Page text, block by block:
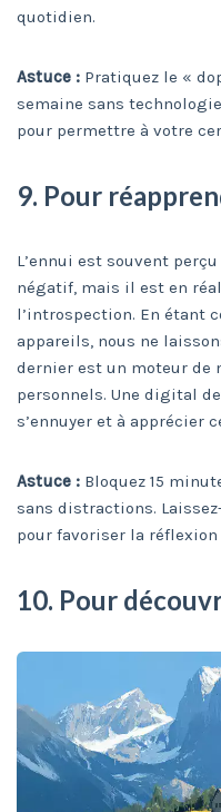
quotidien.
Astuce : Pratiquez le «
semaine sans
pour permettre à votre
9. Pour
L’ennui est souvent
négatif, mais il est en
l’introspection. En étant
appareils, nous ne
dernier est un moteur de
personnels. Une digital
s’ennuyer et à apprécier
Astuce : Bloquez 15
sans distractions.
pour favoriser la
10. Pour